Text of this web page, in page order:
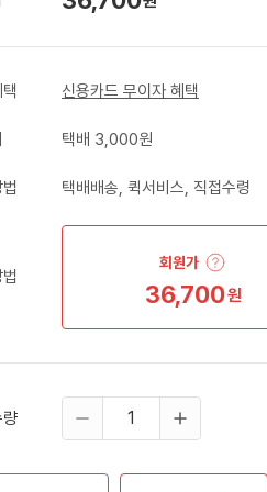
신용카드 무이자 혜택
택배 3,000원
택배배송, 퀵서비스, 직접수령
회원가
36,700원
량